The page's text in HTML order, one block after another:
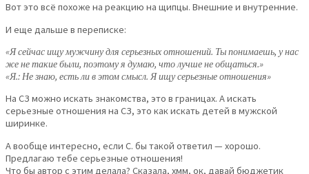
Вот это всё похоже на реакцию на щипцы. Внешние и внутренние.
И еще дальше в переписке:
«Я сейчас ищу мужчину для серьезных отношений. Ты понимаешь, у нас
же не такие были, поэтому я думаю, что лучше не общаться.»
«Я.: Не знаю, есть ли в этом смысл. Я ищу серьезные отношения»
На СЗ можно искать знакомства, это в границах. А искать
серьезные отношения на СЗ, это как искать детей в мужской
ширинке.
А вообще интересно, если С. бы такой ответил — хорошо.
Предлагаю тебе серьезные отношения!
Что бы автор с этим делала? Сказала, хмм, ок, давай бюджетик